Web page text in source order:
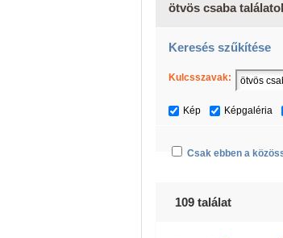
ötvös csaba
Keresés szűkítése
Kulcsszavak:
Kép Képgaléria
Csak ebben a
109 találat